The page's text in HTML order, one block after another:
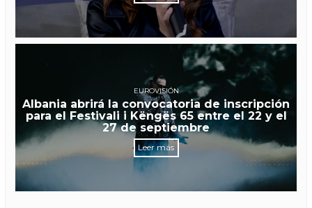
EUROVISIÓN
Albania abrirá la convocatoria de inscripción
para el Festivali i Këngës 65 entre el 22 y el
27 de septiembre
Leer más